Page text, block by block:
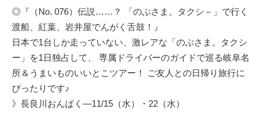
◎『（No. 076）伝説……？ 「のぶさま。タクシ－」で行く
渡船、紅葉、岩井屋でんがく舌鼓！』
日本で1台しか走っていない、激レアな「のぶさま。タクシ
ー」を1日独占して、 専属ドライバーのガイドで巡る岐阜名
所＆うまいものいいとこツアー！ ご友人との日帰り旅行に
ぴったりです♪
》 長良川おんぱく―11/15（水）・22（水）